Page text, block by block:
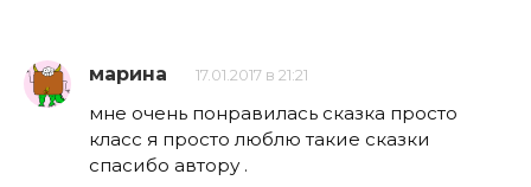
марина 17.01.2017 в 21:21
мне очень понравилась сказка просто
класс я просто люблю такие сказки
спасибо автору .